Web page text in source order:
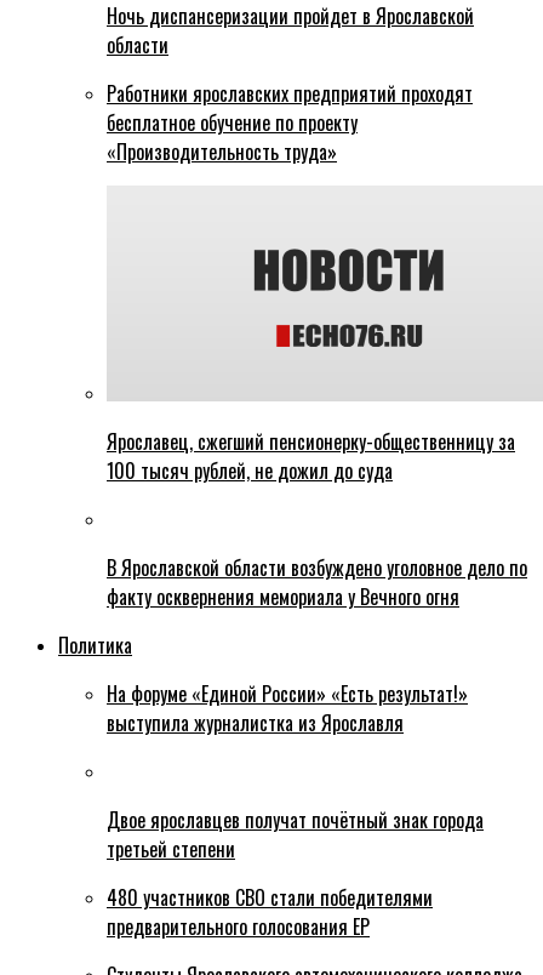
Ночь диспансеризации пройдет в Ярославской
области
Работники ярославских предприятий проходят
бесплатное обучение по проекту
«Производительность труда»
Ярославец, сжегший пенсионерку-общественницу за
100 тысяч рублей, не дожил до суда
В Ярославской области возбуждено уголовное дело по
факту осквернения мемориала у Вечного огня
Политика
На форуме «Единой России» «Есть результат!»
выступила журналистка из Ярославля
Двое ярославцев получат почётный знак города
третьей степени
480 участников СВО стали победителями
предварительного голосования ЕР